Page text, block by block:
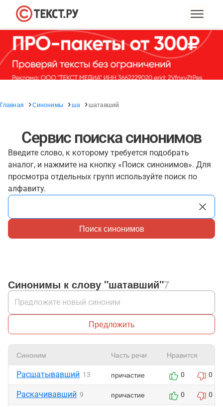
Главная Синонимы ша шатавший
Сервис поиска синонимов
Введите слово, к которому требуется подобрать
аналог, и нажмите на кнопку «Поиск синонимов». Для
просмотра отдельных групп используйте поиск по
алфавиту.
Поиск синонимов
Синонимы к слову "шатавший"7
Предложить
Синоним Часть речи Нравится
Расшатывавший 13 причастие 0 0
Раскачивавший 9 причастие 0 0